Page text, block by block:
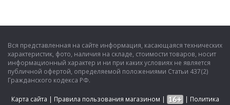
Вся представленная на сайте информация, касающаяся технических
характеристик, фото, наличия на складе, стоимости товаров, носит
информационный характер и ни при каких условиях не является
публичной офертой, определяемой положениями Статьи 437(2)
Гражданского кодекса РФ.
Карта сайта | Правила пользования магазином | | Политика